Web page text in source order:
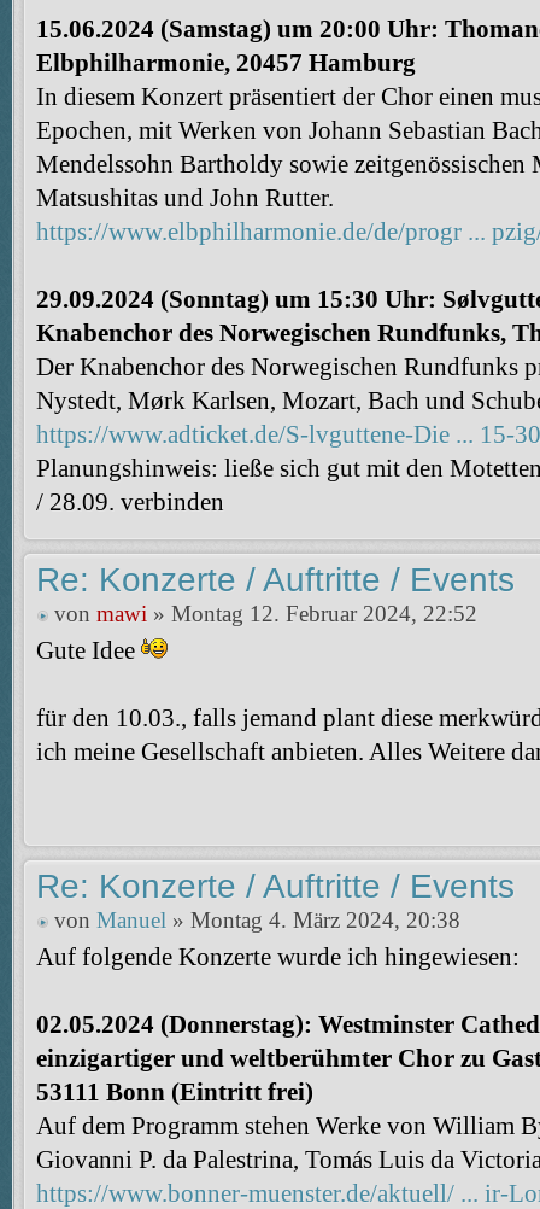
15.06.2024 (Samstag) um 20:00 Uhr:
Elbphilharmonie, 20457 Hamburg
In diesem Konzert präsentiert der Chor einen
Epochen, mit Werken von Johann Sebastian
Mendelssohn Bartholdy sowie
Matsushitas und John Rutter.
https://www.elbphilharmonie.de/de/progr ...
29.09.2024 (Sonntag) um 15:30 Uhr:
Knabenchor des Norwegischen Rundfunks,
Der Knabenchor des Norwegischen Rundfunks
Nystedt, Mørk Karlsen, Mozart, Bach und
https://www.adticket.de/S-lvguttene-Die ... 15-
Planungshinweis: ließe sich gut mit den
/ 28.09. verbinden
Re: Konzerte / Auftritte / Events
von mawi » Montag 12. Februar 2024, 22:52
Gute Idee
für den 10.03., falls jemand plant diese
ich meine Gesellschaft anbieten. Alles Weitere
Re: Konzerte / Auftritte / Events
von Manuel » Montag 4. März 2024, 20:38
Auf folgende Konzerte wurde ich hingewiesen:
02.05.2024 (Donnerstag): Westminster
einzigartiger und weltberühmter Chor zu
53111 Bonn (Eintritt frei)
Auf dem Programm stehen Werke von William
Giovanni P. da Palestrina, Tomás Luis da
https://www.bonner-muenster.de/aktuell/ ... ir-